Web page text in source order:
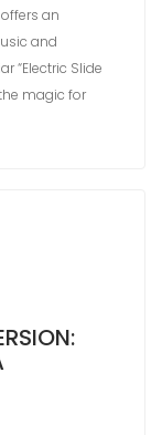
an
and
“Electric Slide
magic for